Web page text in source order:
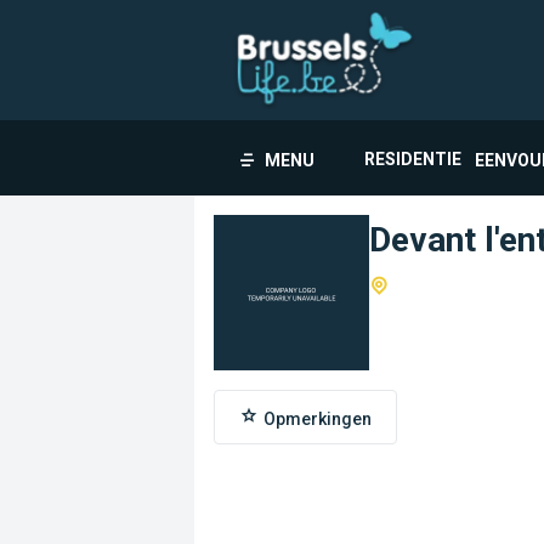
MENU RESIDENTIE
Devant
Opmerkingen